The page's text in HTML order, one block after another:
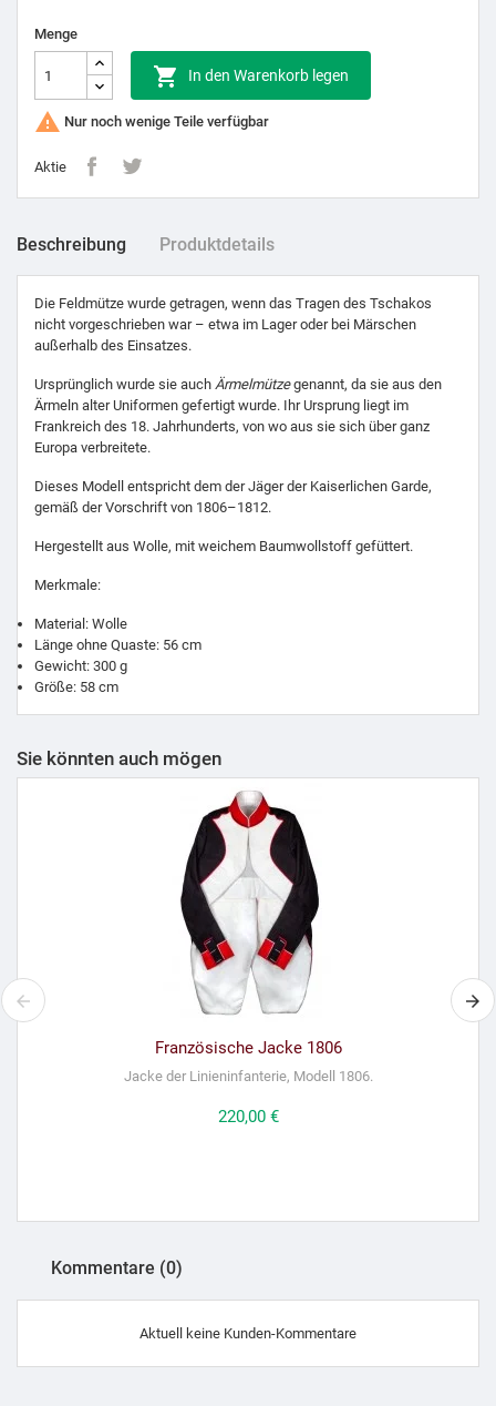
Menge
 In den Warenkorb legen
 Nur noch wenige Teile verfügbar
Aktie
Beschreibung Produktdetails
Die Feldmütze wurde getragen, wenn das Tragen des Tschakos
nicht vorgeschrieben war – etwa im Lager oder bei Märschen
außerhalb des Einsatzes.
Ursprünglich wurde sie auch Ärmelmützegenannt, da sie aus den
Ärmeln alter Uniformen gefertigt wurde. Ihr Ursprung liegt im
Frankreich des 18. Jahrhunderts, von wo aus sie sich über ganz
Europa verbreitete.
Dieses Modell entspricht dem der Jäger der Kaiserlichen Garde,
gemäß der Vorschrift von 1806–1812.
Hergestellt aus Wolle, mit weichem Baumwollstoff gefüttert.
Merkmale:
Material: Wolle
Länge ohne Quaste: 56 cm
Gewicht: 300 g
Größe: 58 cm
Sie könnten auch mögen
Französische Jacke 1806
Jacke der Linieninfanterie, Modell 1806.
Preis
220,00 €
Kommentare (0)
Aktuell keine Kunden-Kommentare